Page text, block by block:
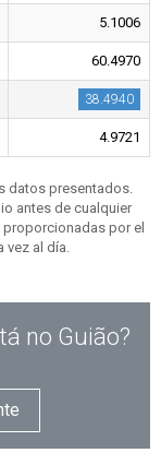
5.1006
60.4970
38.4940
4.9721
datos presentados.
antes de cualquier
por el
vez al día.
no Guião?